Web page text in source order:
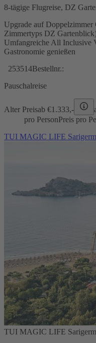
8-tägige Flugreise, DZ
Upgrade auf
Zimmertyps DZ
Umfangreiche All Inclusive
Gastronomie genießen
253514Bestellnr.:
Pauschalreise
Alter Preisab €1.333,-
pro PersonPreis pro
TUI MAGIC LIFE
TUI MAGIC LIFE